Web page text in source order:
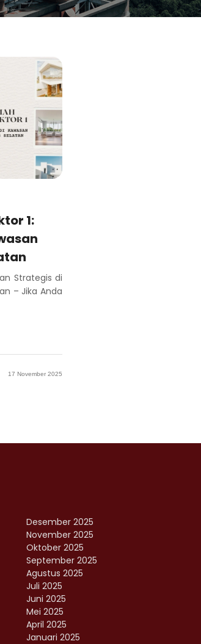
1:
Strategis di
– Jika Anda
17 November 2025
Desember 2025
November 2025
Oktober 2025
September 2025
Agustus 2025
Juli 2025
Juni 2025
Mei 2025
April 2025
Januari 2025